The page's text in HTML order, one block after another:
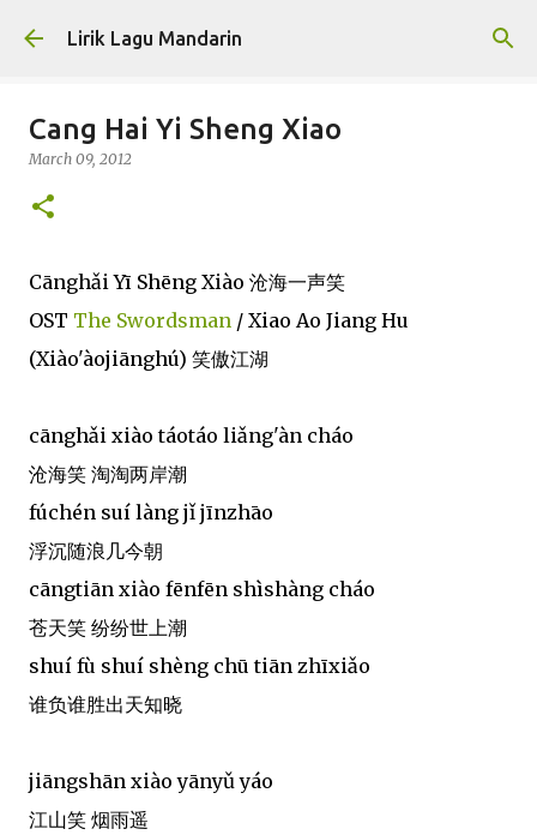
Skip to main content
Lirik Lagu Mandarin
Cang Hai Yi Sheng Xiao
March 09, 2012
Cānghǎi Yī Shēng Xiào 沧海一声笑
OST The Swordsman / Xiao Ao Jiang Hu
(Xiào'àojiānghú) 笑傲江湖
cānghǎi xiào táotáo liǎng'àn cháo
沧海笑 淘淘两岸潮
fúchén suí làng jǐ jīnzhāo
浮沉随浪几今朝
cāngtiān xiào fēnfēn shìshàng cháo
苍天笑 纷纷世上潮
shuí fù shuí shèng chū tiān zhīxiǎo
谁负谁胜出天知晓
jiāngshān xiào yānyǔ yáo
江山笑 烟雨遥